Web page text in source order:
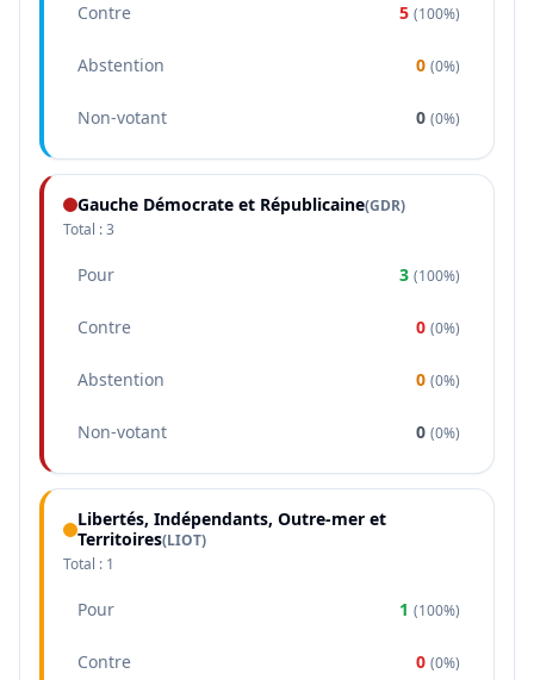
Contre 5 (100%)
Abstention 0 (0%)
Non-votant 0 (0%)
Gauche Démocrate et Républicaine(GDR)
Total :3
Pour 3 (100%)
Contre 0 (0%)
Abstention 0 (0%)
Non-votant 0 (0%)
Libertés, Indépendants, Outre-mer et
Territoires(LIOT)
Total : 1
Pour 1 (100%)
Contre 0 (0%)